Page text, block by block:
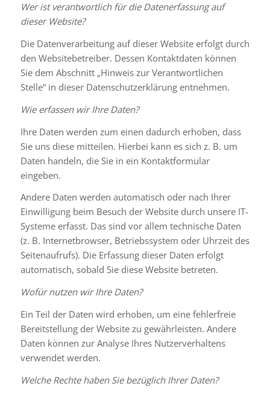
Wer ist verantwortlich für die Datenerfassung auf
dieser Website?
Die Datenverarbeitung auf dieser Website erfolgt durch
den Websitebetreiber. Dessen Kontaktdaten können
Sie dem Abschnitt „Hinweis zur Verantwortlichen
Stelle“ in dieser Datenschutzerklärung entnehmen.
Wie erfassen wir Ihre Daten?
Ihre Daten werden zum einen dadurch erhoben, dass
Sie uns diese mitteilen. Hierbei kann es sich z. B. um
Daten handeln, die Sie in ein Kontaktformular
eingeben.
Andere Daten werden automatisch oder nach Ihrer
Einwilligung beim Besuch der Website durch unsere IT-
Systeme erfasst. Das sind vor allem technische Daten
(z. B. Internetbrowser, Betriebssystem oder Uhrzeit des
Seitenaufrufs). Die Erfassung dieser Daten erfolgt
automatisch, sobald Sie diese Website betreten.
Wofür nutzen wir Ihre Daten?
Ein Teil der Daten wird erhoben, um eine fehlerfreie
Bereitstellung der Website zu gewährleisten. Andere
Daten können zur Analyse Ihres Nutzerverhaltens
verwendet werden.
Welche Rechte haben Sie bezüglich Ihrer Daten?